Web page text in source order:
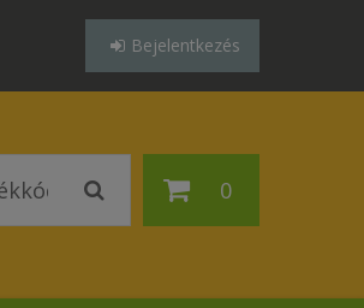
Bejelentkezés
0